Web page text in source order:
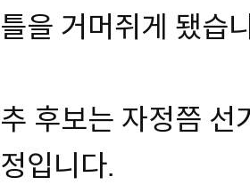
틀을 거머쥐게 됐습
추 후보는 자정쯤 선
정입니다.